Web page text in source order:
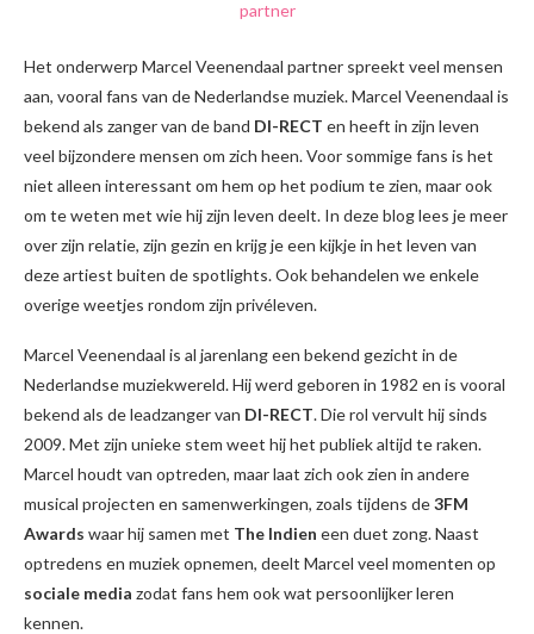
Het onderwerp Marcel Veenendaal partner spreekt veel mensen
aan, vooral fans van de Nederlandse muziek. Marcel Veenendaal is
bekend als zanger van de band DI-RECT en heeft in zijn leven
veel bijzondere mensen om zich heen. Voor sommige fans is het
niet alleen interessant om hem op het podium te zien, maar ook
om te weten met wie hij zijn leven deelt. In deze blog lees je meer
over zijn relatie, zijn gezin en krijg je een kijkje in het leven van
deze artiest buiten de spotlights. Ook behandelen we enkele
overige weetjes rondom zijn privéleven.
Marcel Veenendaal is al jarenlang een bekend gezicht in de
Nederlandse muziekwereld. Hij werd geboren in 1982 en is vooral
bekend als de leadzanger van DI-RECT. Die rol vervult hij sinds
2009. Met zijn unieke stem weet hij het publiek altijd te raken.
Marcel houdt van optreden, maar laat zich ook zien in andere
musical projecten en samenwerkingen, zoals tijdens de3FM
Awards waar hij samen met The Indien een duet zong. Naast
optredens en muziek opnemen, deelt Marcel veel momenten op
sociale media zodat fans hem ook wat persoonlijker leren
kennen.